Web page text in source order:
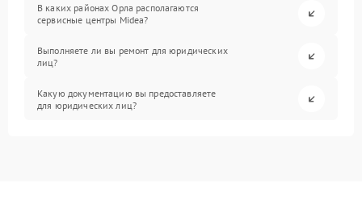
В каких районах Орла располагаются
сервисные центры Midea?
Выполняете ли вы ремонт для юридических
лиц?
Какую документацию вы предоставляете
для юридических лиц?